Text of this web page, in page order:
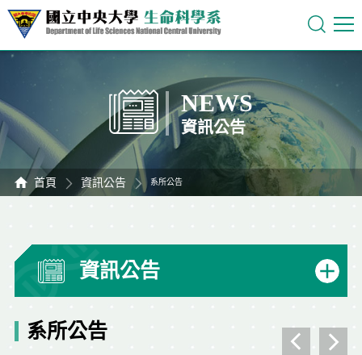
NEWS
資訊公告
首頁 資訊公告 系所公告
資訊公告
系所公告